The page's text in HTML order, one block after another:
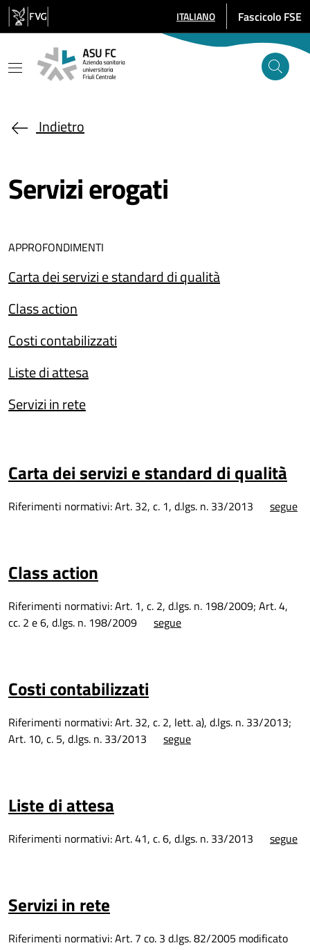
Salta al contenuto principale
SELEZIONE LINGUA: LINGUA
ITALIANO Fascicolo FSE
Indietro
Servizi erogati
APPROFONDIMENTI
Carta dei servizi e standard di qualità
Class action
Costi contabilizzati
Liste di attesa
Servizi in rete
Carta dei servizi e standard di qualità
Riferimenti normativi: Art. 32, c. 1, d.lgs. n. 33/2013 segue
Class action
Riferimenti normativi: Art. 1, c. 2, d.lgs. n. 198/2009; Art. 4,
cc. 2 e 6, d.lgs. n. 198/2009
segue
Costi contabilizzati
Riferimenti normativi: Art. 32, c. 2, lett. a), d.lgs. n. 33/2013;
Art. 10, c. 5, d.lgs. n. 33/2013
segue
Liste di attesa
Riferimenti normativi: Art. 41, c. 6, d.lgs. n. 33/2013 segue
Servizi in rete
Riferimenti normativi: Art. 7 co. 3 d.lgs. 82/2005 modificato